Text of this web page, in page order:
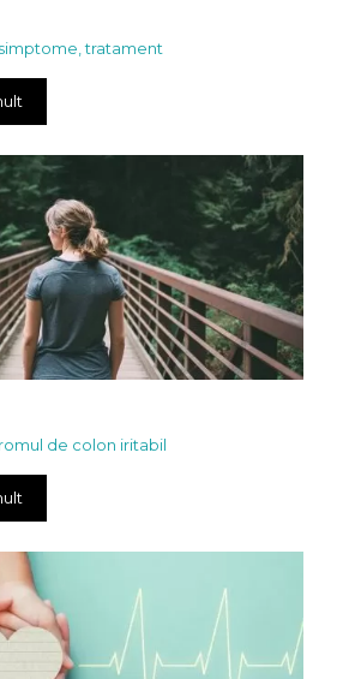
tratament
de colon iritabil